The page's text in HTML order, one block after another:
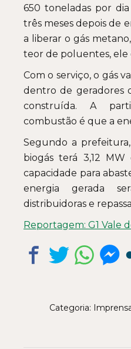
650 toneladas por
três meses depois de
a liberar o gás
teor de poluentes, ele
Com o serviço, o gás
dentro de geradores
construída. A
combustão é que a
Segundo a
biogás terá 3,12
capacidade para
energia gerada
distribuidoras e
Reportagem: G1 Vale
Categoria: